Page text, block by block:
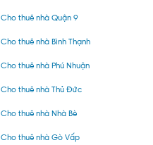
Cho thuê nhà Quận 9
Cho thuê nhà Bình Thạnh
Cho thuê nhà Phú Nhuận
Cho thuê nhà Thủ Đức
Cho thuê nhà Nhà Bè
Cho thuê nhà Gò Vấp